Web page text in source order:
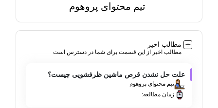
تیم محتوای پروهوم
مطالب اخیر
مطالب اخیر از این قسمت برای شما در دسترس است
علت حل نشدن قرص ماشین ظرفشویی چیست؟
تیم محتوای پروهوم
زمان مطالعه: